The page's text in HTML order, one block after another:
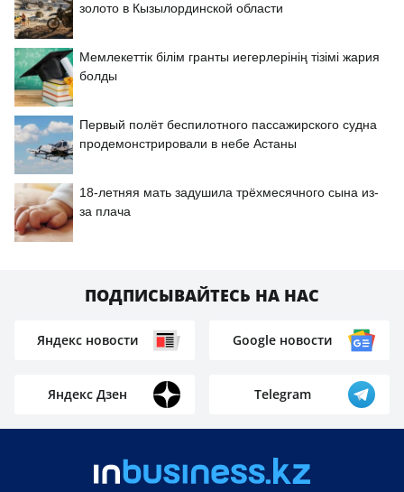
золото в Кызылординской области
Мемлекеттік білім гранты иегерлерінің тізімі жария
болды
Первый полёт беспилотного пассажирского судна
продемонстрировали в небе Астаны
18-летняя мать задушила трёхмесячного сына из-
за плача
ПОДПИСЫВАЙТЕСЬ НА НАС
Яндекс новости Google новости
Яндекс Дзен Telegram